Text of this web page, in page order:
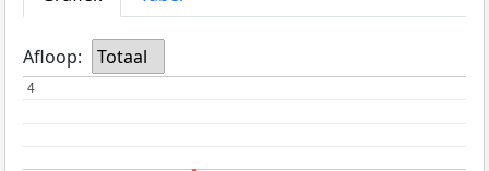
Afloop: Totaal
4
4